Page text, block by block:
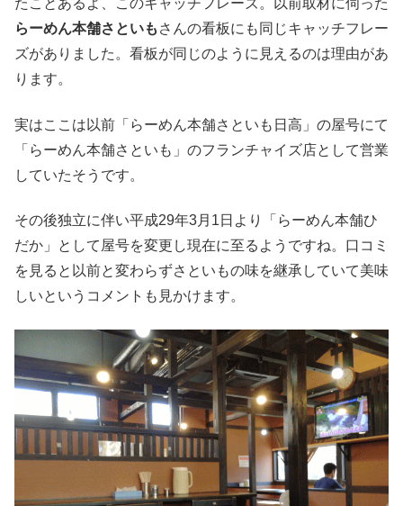
たことあるよ、このキャッチフレーズ。以前取材に伺った
らーめん本舗さといも さんの看板にも同じキャッチフレー
ズがありました。看板が同じのように見えるのは理由があ
ります。
実はここは以前「らーめん本舗さといも日高」の屋号にて
「らーめん本舗さといも」のフランチャイズ店として営業
していたそうです。
その後独立に伴い平成29年3月1日より「らーめん本舗ひ
だか」として屋号を変更し現在に至るようですね。口コミ
を見ると以前と変わらずさといもの味を継承していて美味
しいというコメントも見かけます。